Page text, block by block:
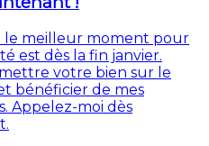
le meilleur moment pour
est dès la fin janvier.
votre bien sur le
bénéficier de mes
Appelez-moi dès